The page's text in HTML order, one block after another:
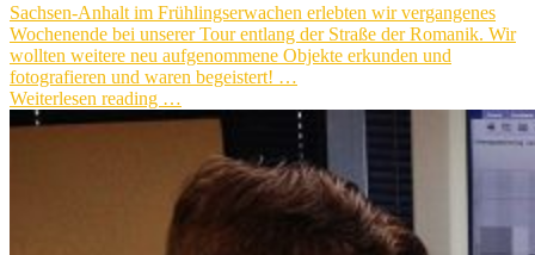
Sachsen-Anhalt im Frühlingserwachen erlebten wir vergangenes
Wochenende bei unserer Tour entlang der Straße der Romanik. Wir
wollten weitere neu aufgenommene Objekte erkunden und
fotografieren und waren begeistert! …
Weiterlesen reading …